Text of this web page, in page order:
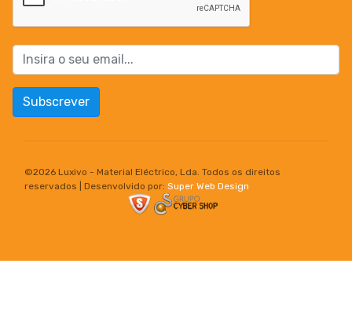
Subscrever
©2026 Luxivo - Material Eléctrico, Lda. Todos os direitos
reservados | Desenvolvido por: Super Web Design